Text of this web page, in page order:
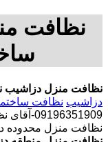
نظافت
نظافت منزل دزاشیب
دزاشیب نظافت
نظافت منزل محدوده